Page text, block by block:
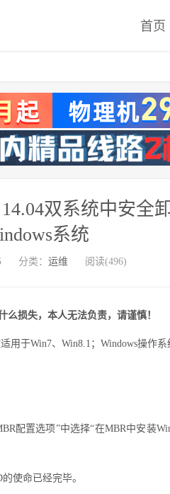
首页
双系统中安全
系统
分类： 运维 阅读(496)
损失，本人无法负责，请谨慎！
于Win7、Win8.1；Windows操作系
配置选项”中选择“在MBR中安装
使命已经完毕。